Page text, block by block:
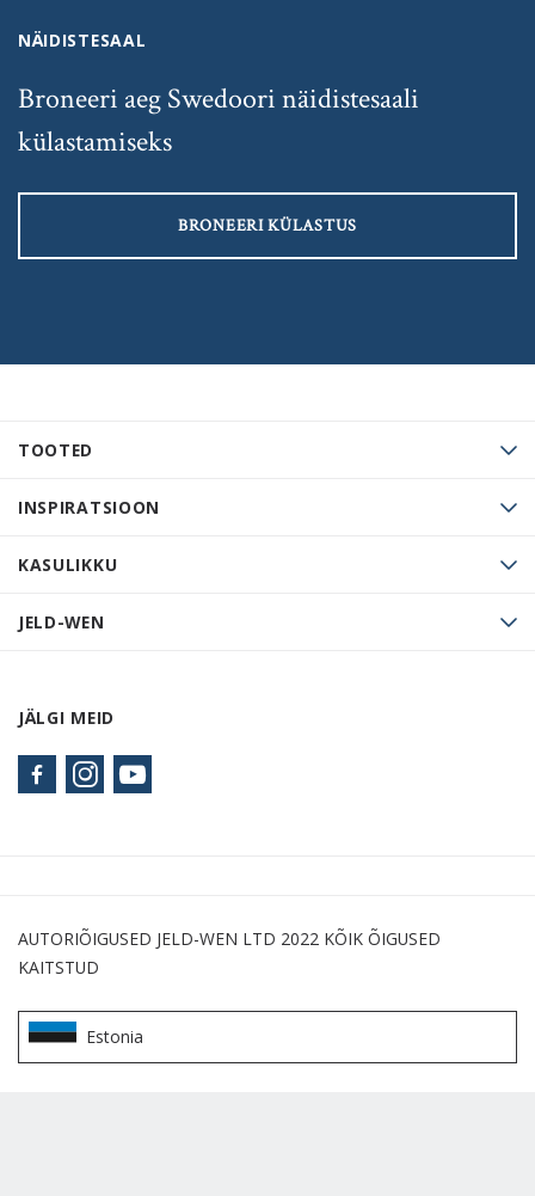
TOOTED
INSPIRATSIOON
KASULIKKU
JELD-WEN
JÄLGI MEID
NÄIDISTESAAL
Broneeri aeg Swedoori näidistesaali
külastamiseks
BRONEERI KÜLASTUS
AUTORIÕIGUSED JELD-WEN LTD 2022 KÕIK ÕIGUSED
KAITSTUD
Estonia